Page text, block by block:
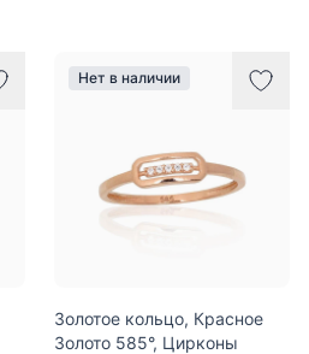
Нет в наличии
Золотое кольцо, Красное
Золото 585°, Цирконы